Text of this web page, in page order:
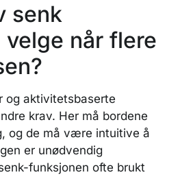
senk
når flere
og aktivitetsbaserte
krav. Her må bordene
og de må være intuitive å
er unødvendig
funksjonen ofte brukt